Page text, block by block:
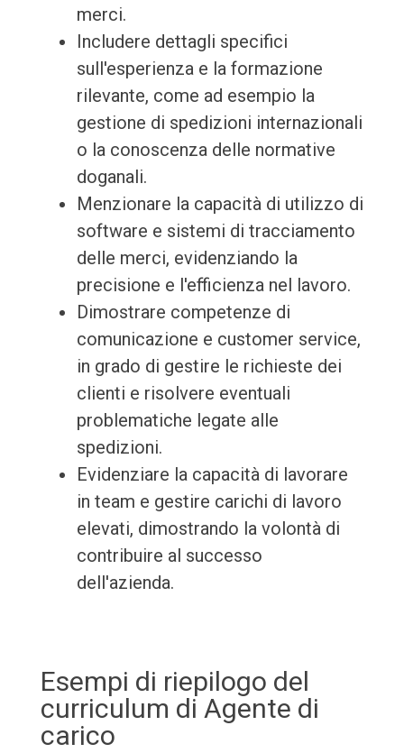
merci.
Includere dettagli specifici
sull'esperienza e la formazione
rilevante, come ad esempio la
gestione di spedizioni internazionali
o la conoscenza delle normative
doganali.
Menzionare la capacità di utilizzo di
software e sistemi di tracciamento
delle merci, evidenziando la
precisione e l'efficienza nel lavoro.
Dimostrare competenze di
comunicazione e customer service,
in grado di gestire le richieste dei
clienti e risolvere eventuali
problematiche legate alle
spedizioni.
Evidenziare la capacità di lavorare
in team e gestire carichi di lavoro
elevati, dimostrando la volontà di
contribuire al successo
dell'azienda.
Esempi di riepilogo del
curriculum di Agente di
carico